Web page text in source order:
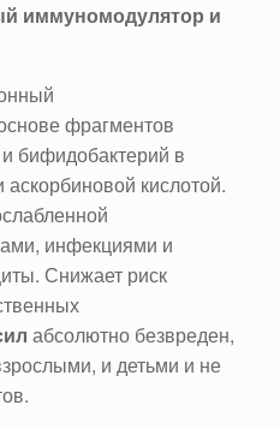
иммуномодулятор и
фрагментов
и бифидобактерий в
кислотой.
инфекциями и
Снижает риск
абсолютно безвреден,
и детьми и не